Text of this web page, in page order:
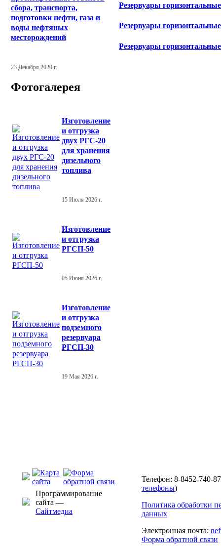
сбора, транспорта,
подготовки нефти, газа и
воды нефтяных
месторождений
23 Декабря 2020 г.
Фотогалерея
Изготовление
и отгрузка
двух РГС-20
для хранения
дизельного
топлива
15 Июля 2026 г.
Изготовление
и отгрузка
РГСП-50
05 Июня 2026 г.
Изготовление
и отгрузка
подземного
резервуара
РГСП-30
19 Мая 2026 г.
Резервуары
Резервуары
Резервуары
Программирование
сайта —
Сайтмедиа
Телефон: 8-8452-740-
телефоны)
Политика обработки
данных
Электронная почта:
Форма обратной связи